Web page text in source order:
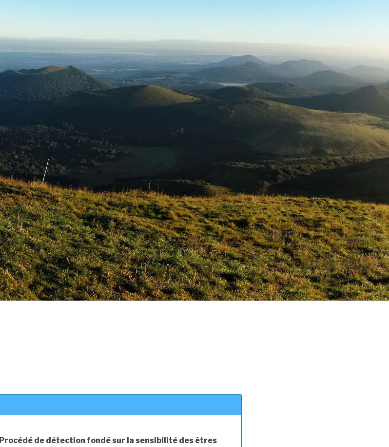
Procédé de détection fondé sur la sensibilité des êtres